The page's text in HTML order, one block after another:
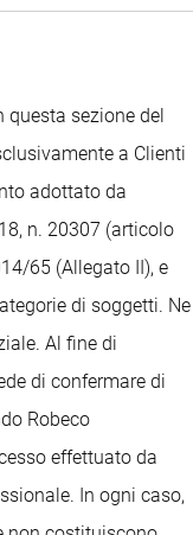
sezione del
a Clienti
adottato da
n. 20307 (articolo
65 (Allegato II), e
di soggetti. Ne
Al fine di
di confermare di
Robeco
effettuato da
In ogni caso,